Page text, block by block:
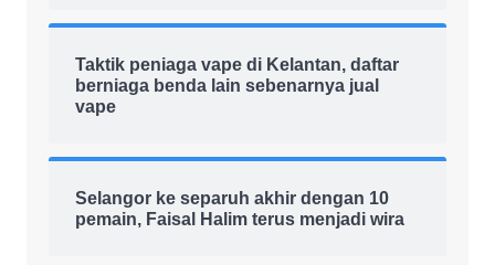
Taktik peniaga vape di Kelantan, daftar
berniaga benda lain sebenarnya jual
vape
Selangor ke separuh akhir dengan 10
pemain, Faisal Halim terus menjadi wira